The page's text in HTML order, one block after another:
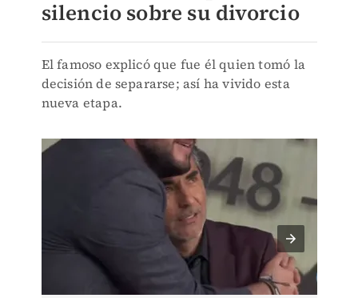
silencio sobre su divorcio
El famoso explicó que fue él quien tomó la
decisión de separarse; así ha vivido esta
nueva etapa.